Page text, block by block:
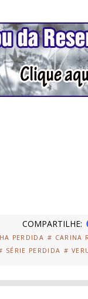
COMPARTILHE:
PERDIDA # CARINA
SÉRIE PERDIDA #